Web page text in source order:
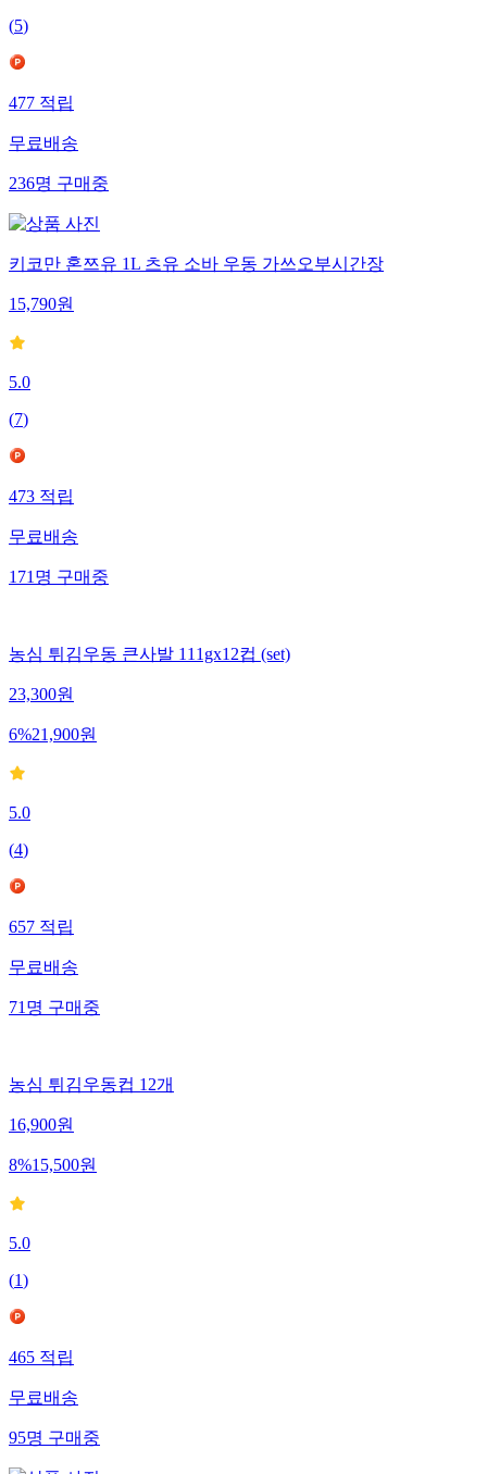
(5)
477 적립
무료배송
236명 구매중
키코만 혼쯔유 1L 츠유 소바 우동 가쓰오부시간장
15,790원
5.0
(7)
473 적립
무료배송
171 명 구매중
농심 튀김우동 큰사발 111gx12컵 (set)
23,300원
6%21,900원
5.0
(4)
657적립
무료배송
71명구매중
농심 튀김우동컵 12개
16,900원
8%15,500원
5.0
(1)
465적립
무료배송
95명구매중